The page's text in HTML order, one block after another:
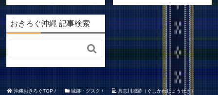
おきろぐ沖縄 記事検索

沖縄おきろぐTOP/ 城跡・グスク/ 具志川城跡（ぐしかわじょうせき）